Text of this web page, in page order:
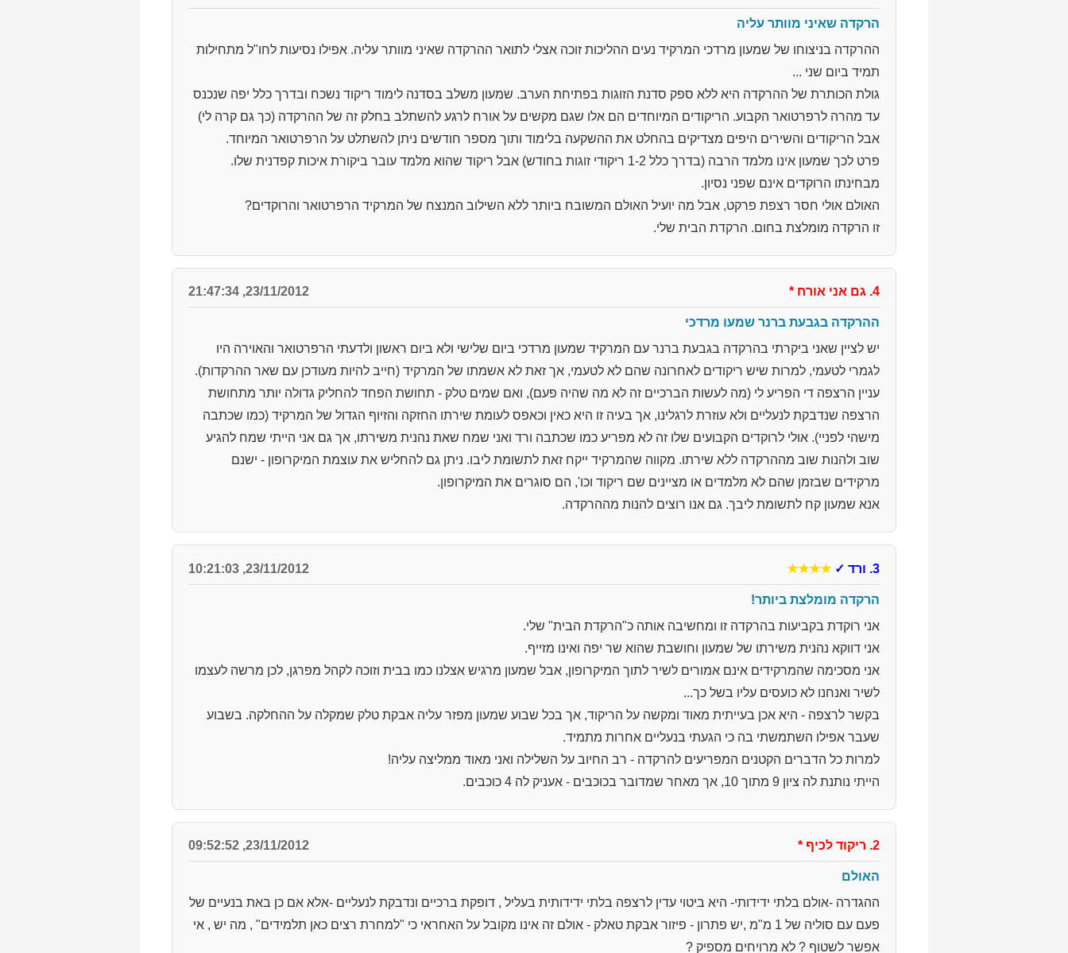
הרקדה שאיני מוותר עליה
ההרקדה בניצוחו של שמעון מרדכי המרקיד נעים ההליכות זוכה אצלי לתואר ההרקדה שאיני מוותר עליה. אפילו נסיעות לחו"ל מתחילות
תמיד ביום שני ...
גולת הכותרת של ההרקדה היא ללא ספק סדנת הזוגות בפתיחת הערב. שמעון משלב בסדנה לימוד ריקוד נשכח ובדרך כלל יפה שנכנס
עד מהרה לרפרטואר הקבוע. הריקודים המיוחדים הם אלו שגם מקשים על אורח לרגע להשתלב בחלק זה של ההרקדה (כך גם קרה לי)
אבל הריקודים והשירים היפים מצדיקים בהחלט את ההשקעה בלימוד ותוך מספר חודשים ניתן להשתלט על הרפרטואר המיוחד.
פרט לכך שמעון אינו מלמד הרבה (בדרך כלל 1-2 ריקודי זוגות בחודש) אבל ריקוד שהוא מלמד עובר ביקורת איכות קפדנית שלו.
מבחינתו הרוקדים אינם שפני נסיון.
האולם אולי חסר רצפת פרקט, אבל מה יועיל האולם המשובח ביותר ללא השילוב המנצח של המרקיד הרפרטואר והרוקדים?
זו הרקדה מומלצת בחום. הרקדת הבית שלי.
4. גם אני אורח *
23/11/2012, 21:47:34
ההרקדה בגבעת ברנר שמעו מרדכי
יש לציין שאני ביקרתי בהרקדה בגבעת ברנר עם המרקיד שמעון מרדכי ביום שלישי ולא ביום ראשון ולדעתי הרפרטואר והאוירה היו
לגמרי לטעמי, למרות שיש ריקודים לאחרונה שהם לא לטעמי, אך זאת לא אשמתו של המרקיד (חייב להיות מעודכן עם שאר ההרקדות).
עניין הרצפה די הפריע לי (מה לעשות הברכיים זה לא מה שהיה פעם), ואם שמים טלק - תחושת הפחד להחליק גדולה יותר מתחושת
הרצפה שנדבקת לנעליים ולא עוזרת לרגלינו, אך בעיה זו היא כאין וכאפס לעומת שירתו החזקה והזיוף הגדול של המרקיד (כמו שכתבה
מישהי לפניי). אולי לרוקדים הקבועים שלו זה לא מפריע כמו שכתבה ורד ואני שמח שאת נהנית משירתו, אך גם אני הייתי שמח להגיע
שוב ולהנות שוב מההרקדה ללא שירתו. מקווה שהמרקיד ייקח זאת לתשומת ליבו. ניתן גם להחליש את עוצמת המיקרופון - ישנם
מרקידים שבזמן שהם לא מלמדים או מציינים שם ריקוד וכו', הם סוגרים את המיקרופון.
אנא שמעון קח לתשומת ליבך. גם אנו רוצים להנות מההרקדה.
3. ורד ✓
★★★★
23/11/2012, 10:21:03
הרקדה מומלצת ביותר!
אני רוקדת בקביעות בהרקדה זו ומחשיבה אותה כ"הרקדת הבית" שלי.
אני דווקא נהנית משירתו של שמעון וחושבת שהוא שר יפה ואינו מזייף.
אני מסכימה שהמרקידים אינם אמורים לשיר לתוך המיקרופון, אבל שמעון מרגיש אצלנו כמו בבית וזוכה לקהל מפרגן, לכן מרשה לעצמו
לשיר ואנחנו לא כועסים עליו בשל כך...
בקשר לרצפה - היא אכן בעייתית מאוד ומקשה על הריקוד, אך בכל שבוע שמעון מפזר עליה אבקת טלק שמקלה על ההחלקה. בשבוע
שעבר אפילו השתמשתי בה כי הגעתי בנעליים אחרות מתמיד.
למרות כל הדברים הקטנים המפריעים להרקדה - רב החיוב על השלילה ואני מאוד ממליצה עליה!
הייתי נותנת לה ציון 9 מתוך 10, אך מאחר שמדובר בכוכבים - אעניק לה 4 כוכבים.
2. ריקוד לכיף *
23/11/2012, 09:52:52
האולם
ההגדרה -אולם בלתי ידידותי- היא ביטוי עדין לרצפה בלתי ידידותית בעליל , דופקת ברכיים ונדבקת לנעליים -אלא אם כן באת בנעיים של
פעם עם סוליה של 1 מ"מ ,יש פתרון - פיזור אבקת טאלק - אולם זה אינו מקובל על האחראי כי "למחרת רצים כאן תלמידים" , מה יש , אי
אפשר לשטוף ? לא מרויחים מספיק ?